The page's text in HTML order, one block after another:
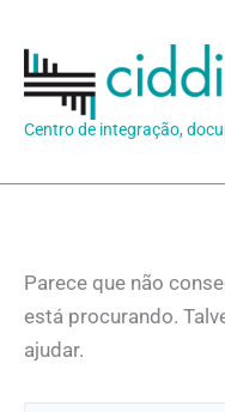
para
conteúdo
Centro de integração,
Parece que não
está procurando.
ajudar.